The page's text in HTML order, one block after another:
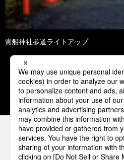
貴船神社参道ライトアップ
1 2 3
パナソニックの電気設